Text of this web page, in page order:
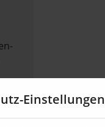
Einstellungen